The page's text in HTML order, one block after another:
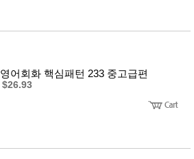
영어회화 핵심패턴 233 중고급편
$26.93